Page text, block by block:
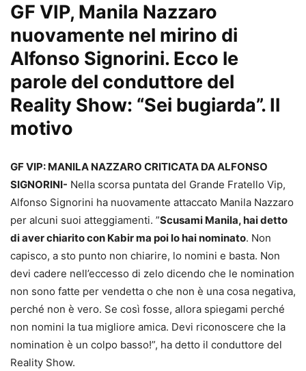
GF VIP, Manila Nazzaro
nuovamente nel mirino di
Alfonso Signorini. Ecco le
parole del conduttore del
Reality Show: “Sei bugiarda”. Il
motivo
GF VIP: MANILA NAZZARO CRITICATA DA ALFONSO
SIGNORINI- Nella scorsa puntata del Grande Fratello Vip,
Alfonso Signorini ha nuovamente attaccato Manila Nazzaro
per alcuni suoi atteggiamenti. ”Scusami Manila, hai detto
di aver chiarito con Kabir ma poi lo hai nominato. Non
capisco, a sto punto non chiarire, lo nomini e basta. Non
devi cadere nell’eccesso di zelo dicendo che le nomination
non sono fatte per vendetta o che non è una cosa negativa,
perché non è vero. Se così fosse, allora spiegami perché
non nomini la tua migliore amica. Devi riconoscere che la
nomination è un colpo basso!”, ha detto il conduttore del
Reality Show.